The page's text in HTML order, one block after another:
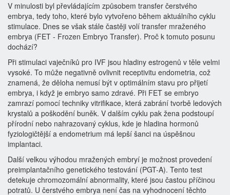
V minulosti byl převládajícím způsobem transfer čerstvého
embrya, tedy toho, které bylo vytvořeno během aktuálního cyklu
stimulace. Dnes se však stále častěji volí transfer mraženého
embrya (FET - Frozen Embryo Transfer). Proč k tomuto posunu
dochází?
Při stimulaci vaječníků pro IVF jsou hladiny estrogenů v těle velmi
vysoké. To může negativně ovlivnit receptivitu endometria, což
znamená, že děloha nemusí být v optimálním stavu pro přijetí
embrya, i když je embryo samo zdravé. Při FET se embryo
zamrazí pomocí techniky vitrifikace, která zabrání tvorbě ledových
krystalů a poškodění buněk. V dalším cyklu pak žena podstoupí
přírodní nebo nahrazovaný cyklus, kde je hladina hormonů
fyziologičtější a endometrium má lepší šanci na úspěšnou
implantaci.
Další velkou výhodou mražených embryí je možnost provedení
preimplantačního genetického testování (PGT-A). Tento test
detekuje chromozomální abnormality, které jsou častou příčinou
potratů. U čerstvého embrya není čas na vyhodnocení těchto